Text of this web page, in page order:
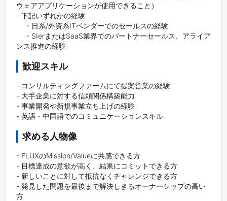
ウェアアプリケーションが使用できること）
- 下記いずれかの経験
ンス推進の経験
歓迎スキル
- コンサルティングファームにて提案営業の経験
- 大手企業に対する信頼関係構築能力
- 事業開発や新規事業立ち上げの経験
- 英語・中国語でのコミュニケーションスキル
求める人物像
- FLUXのMission/Valueに共感できる方
- 目標達成の意欲が高く、結果にコミットできる方
- 新しいことに対して抵抗なくチャレンジできる方
- 発見した問題を最後まで解決しきるオーナーシップの高い
方